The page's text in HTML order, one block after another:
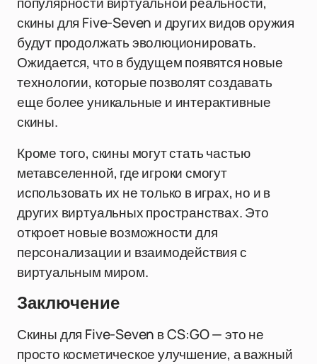
скины для Five-Seven и других видов оружия
будут продолжать эволюционировать.
Ожидается, что в будущем появятся новые
технологии, которые позволят создавать
еще более уникальные и интерактивные
скины.
Кроме того, скины могут стать частью
метавселенной, где игроки смогут
использовать их не только в играх, но и в
других виртуальных пространствах. Это
откроет новые возможности для
персонализации и взаимодействия с
виртуальным миром.
Заключение
Скины для Five-Seven в CS:GO — это не
просто косметическое улучшение, а важный